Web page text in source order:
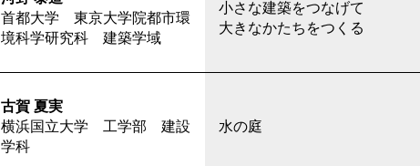
首都大学 東京大学院都市環
境科学研究科 建築学域
小さな建築をつなげて
大きなかたちをつくる
古賀 夏実
横浜国立大学 工学部 建設
学科
水の庭